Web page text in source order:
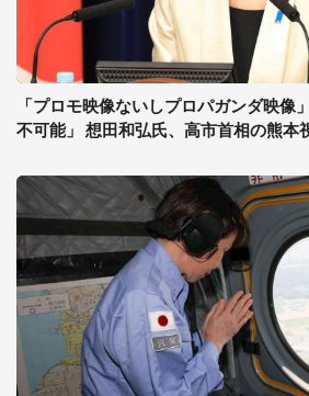
「プロモ映像ないしプロパガンダ映像
不可能」 想田和弘氏、高市首相の熊本